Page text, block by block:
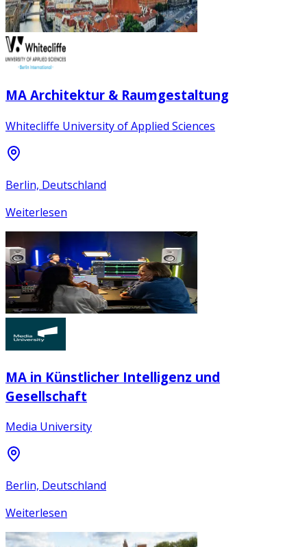
MA Architektur & Raumgestaltung
Whitecliffe University of Applied Sciences
Berlin, Deutschland
Weiterlesen
MA in Künstlicher Intelligenz und
Gesellschaft
Media University
Berlin, Deutschland
Weiterlesen